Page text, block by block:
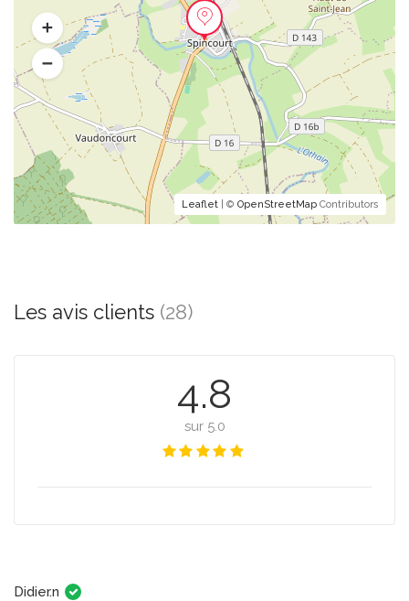
Leaflet | © OpenStreetMap Contributors
Les avis clients (28)
4.8
sur 5.0
Didier.n